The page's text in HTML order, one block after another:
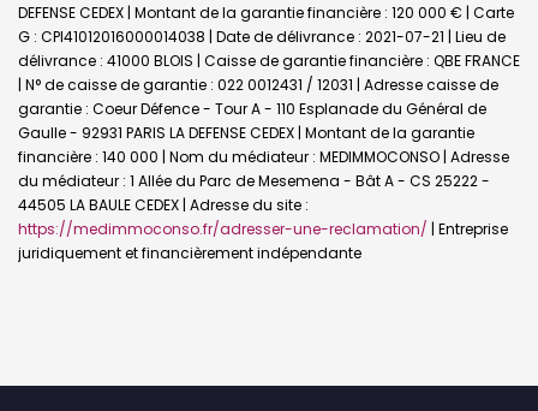
DEFENSE CEDEX | Montant de la garantie financière : 120 000 € | Carte
G : CPI41012016000014038 | Date de délivrance : 2021-07-21 | Lieu de
délivrance : 41000 BLOIS | Caisse de garantie financière : QBE FRANCE
| N° de caisse de garantie : 022 0012431 / 12031 | Adresse caisse de
garantie : Coeur Défence - Tour A - 110 Esplanade du Général de
Gaulle - 92931 PARIS LA DEFENSE CEDEX | Montant de la garantie
financière : 140 000 | Nom du médiateur : MEDIMMOCONSO | Adresse
du médiateur : 1 Allée du Parc de Mesemena - Bât A - CS 25222 -
44505 LA BAULE CEDEX | Adresse du site :
https://medimmoconso.fr/adresser-une-reclamation/ | Entreprise
juridiquement et financièrement indépendante